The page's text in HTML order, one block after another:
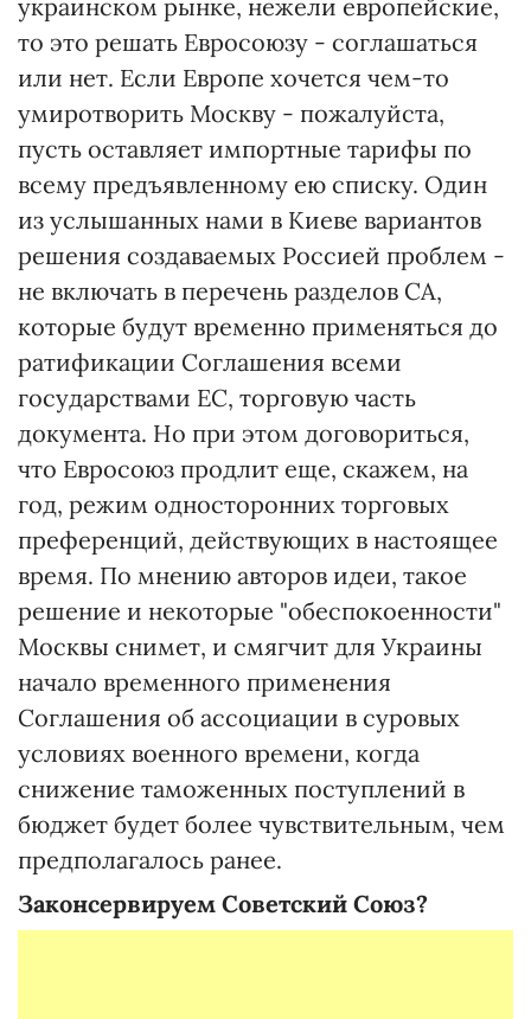
украинском рынке, нежели европейские,
то это решать Евросоюзу - соглашаться
или нет. Если Европе хочется чем-то
умиротворить Москву - пожалуйста,
пусть оставляет импортные тарифы по
всему предъявленному ею списку. Один
из услышанных нами в Киеве вариантов
решения создаваемых Россией проблем -
не включать в перечень разделов СА,
которые будут временно применяться до
ратификации Соглашения всеми
государствами ЕС, торговую часть
документа. Но при этом договориться,
что Евросоюз продлит еще, скажем, на
год, режим односторонних торговых
преференций, действующих в настоящее
время. По мнению авторов идеи, такое
решение и некоторые "обеспокоенности"
Москвы снимет, и смягчит для Украины
начало временного применения
Соглашения об ассоциации в суровых
условиях военного времени, когда
снижение таможенных поступлений в
бюджет будет более чувствительным, чем
предполагалось ранее.
Законсервируем Советский Союз?